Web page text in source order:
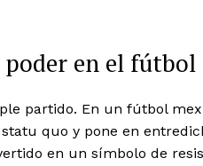
en el fútbol
partido. En un fútbol
quo y pone en
en un símbolo de